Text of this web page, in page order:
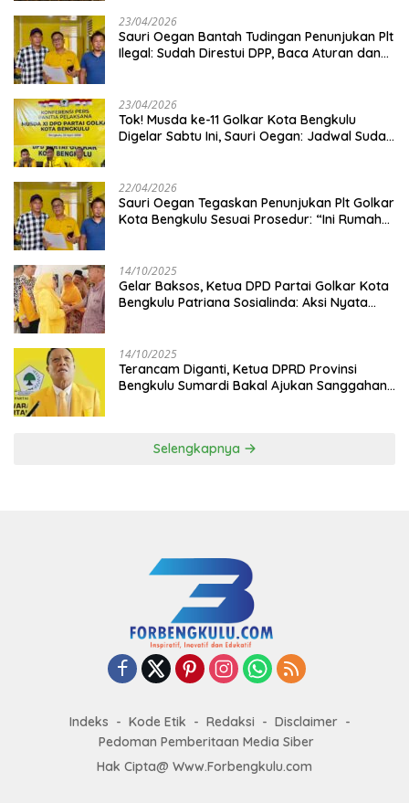
23/04/2026
Sauri Oegan Bantah Tudingan Penunjukan Plt
Ilegal: Sudah Direstui DPP, Baca Aturan dan
23/04/2026
‎Tok! Musda ke-11 Golkar Kota Bengkulu
Digelar Sabtu Ini, Sauri Oegan: Jadwal Sudah
22/04/2026
Sauri Oegan Tegaskan Penunjukan Plt Golkar
Kota Bengkulu Sesuai Prosedur: “Ini Rumah
14/10/2025
‎Gelar Baksos, Ketua DPD Partai Golkar Kota
Bengkulu Patriana Sosialinda: Aksi Nyata
14/10/2025
Terancam Diganti, Ketua DPRD Provinsi
Bengkulu Sumardi Bakal Ajukan Sanggahan
Selengkapnya
Indeks Kode Etik Redaksi
Disclaimer
Pedoman Pemberitaan Media Siber
Hak Cipta@ Www.Forbengkulu.com